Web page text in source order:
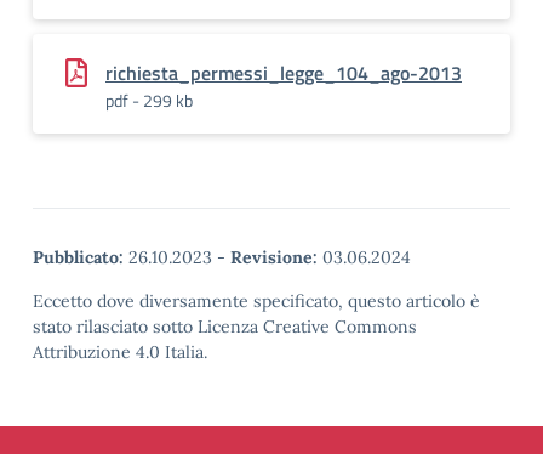
richiesta_permessi_legge_104_ago-2013
pdf - 299 kb
Pubblicato: 26.10.2023 - Revisione: 03.06.2024
Eccetto dove diversamente specificato, questo articolo è
stato rilasciato sotto Licenza Creative Commons
Attribuzione 4.0 Italia.